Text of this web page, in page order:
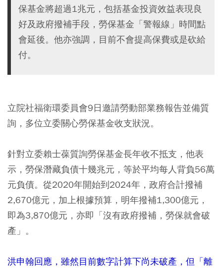
保基金將超過1兆元，包括基金投資效益表現良
好及政府撥補手段，勞保基金「警報線」時間點
會延後。他亦強調，目前不會提高保費或是砍給
付。
立院社福衛環委員會9日邀請勞動部業務報告並備質
詢，多位立委關心勞保基金收支狀況。
針對立委賴士葆質詢勞保基金長年收不抵支，他表
示，勞保潛藏負債十幾兆元，等於平均每人背負56萬
元負債。從2020年開始到2024年，政府合計撥補
2,670億元，加上根據預算，明年撥補1,300億元，
即為3,870億元，亦即「沒有政府撥補，勞保就會破
產」。
洪申翰回應，雖然目前數字計算下尚未破產，但「離